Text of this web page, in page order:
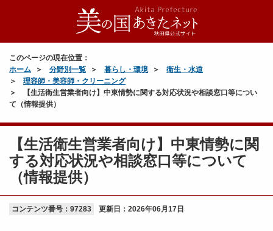
このページの現在位置：
ホーム
分野別一覧 暮らし・環境
衛生・水道
理容師・美容師・クリーニング
【生活衛生営業者向け】中東情勢に関する対応状況や相談窓口等につい
て（情報提供）
【生活衛生営業者向け】中東情勢に関
する対応状況や相談窓口等について
（情報提供）
コンテンツ番号：97283 更新日： 2026年06月17日